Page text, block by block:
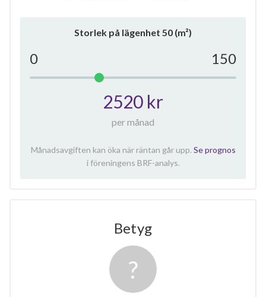
Storlek på lägenhet 50 (m²)
0 150
2520 kr
per månad
Månadsavgiften kan öka när räntan går upp. Se prognos
i föreningens BRF-analys.
Betyg